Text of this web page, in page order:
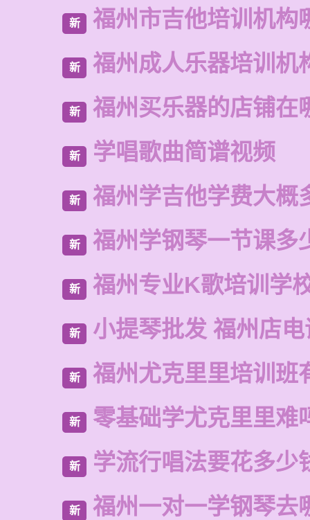
新 福州市吉他培训机构
新 福州成人乐器培训机
新 福州买乐器的店铺在
新 学唱歌曲简谱视频
新 福州学吉他学费大概
新 福州学钢琴一节课多
新 福州专业K歌培训学
新 小提琴批发 福州店
新 福州尤克里里培训班
新 零基础学尤克里里难
新 学流行唱法要花多少
新 福州一对一学钢琴去